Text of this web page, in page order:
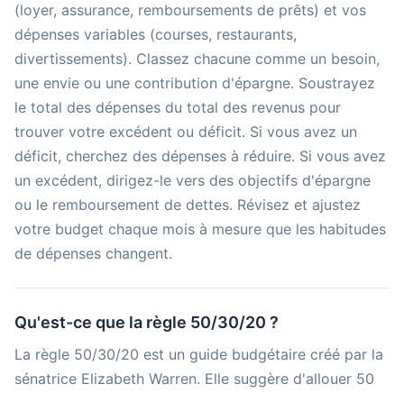
(loyer, assurance, remboursements de prêts) et vos
dépenses variables (courses, restaurants,
divertissements). Classez chacune comme un besoin,
une envie ou une contribution d'épargne. Soustrayez
le total des dépenses du total des revenus pour
trouver votre excédent ou déficit. Si vous avez un
déficit, cherchez des dépenses à réduire. Si vous avez
un excédent, dirigez-le vers des objectifs d'épargne
ou le remboursement de dettes. Révisez et ajustez
votre budget chaque mois à mesure que les habitudes
de dépenses changent.
Qu'est-ce que la règle 50/30/20 ?
La règle 50/30/20 est un guide budgétaire créé par la
sénatrice Elizabeth Warren. Elle suggère d'allouer 50